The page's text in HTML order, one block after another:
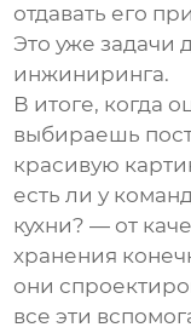
отдавать его
Это уже задачи
инжиниринга.
В итоге, когда
выбираешь
красивую
есть ли у
кухни? — от
хранения
они
все эти